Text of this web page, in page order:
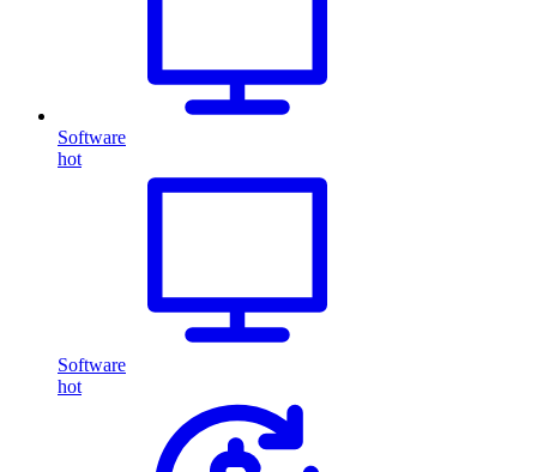
Software
hot
Software
hot